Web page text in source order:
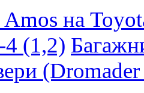
на
(1,2)